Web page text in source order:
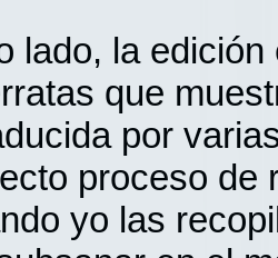
lado, la
que
por
proceso de
yo las